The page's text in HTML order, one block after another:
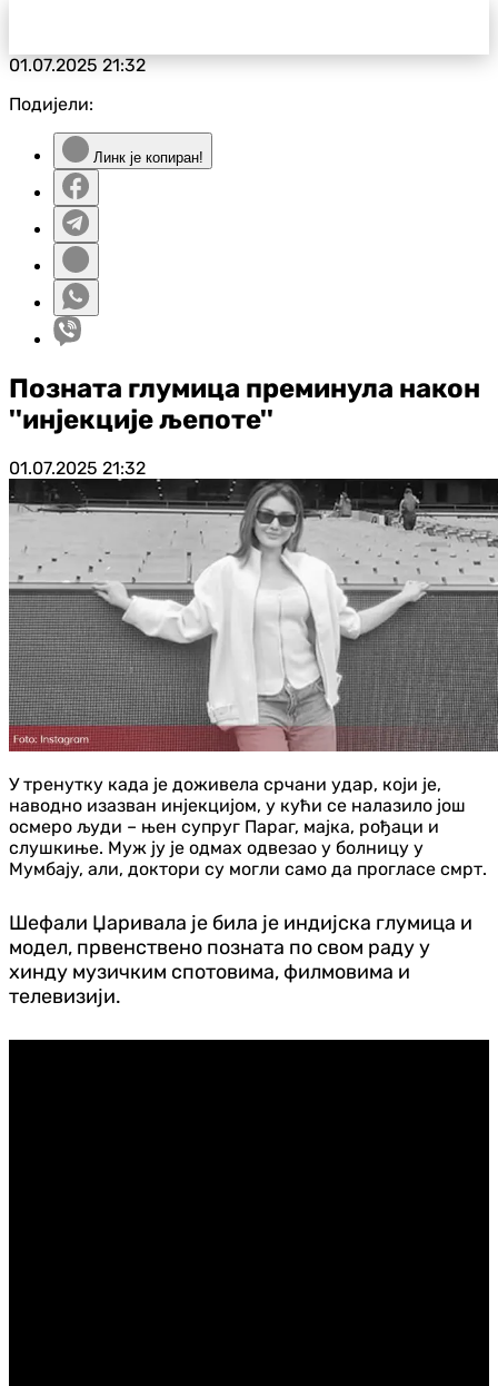
01.07.202521:32
Подијели:
Линк је копиран!
Позната глумица преминула након
''ин‌јекције љепоте''
01.07.2025 21:32
У тренутку када је доживела срчани удар, који је,
наводно изазван ин‌јекцијом, у кући се налазило још
осмеро људи – њен супруг Параг, мајка, рођаци и
слушкиње. Муж ју је одмах одвезао у болницу у
Мумбају, али, доктори су могли само да прогласе смрт.
Шефали Џаривала је била је индијска глумица и
модел, првенствено позната по свом раду у
хинду музичким спотовима, филмовима и
телевизији.